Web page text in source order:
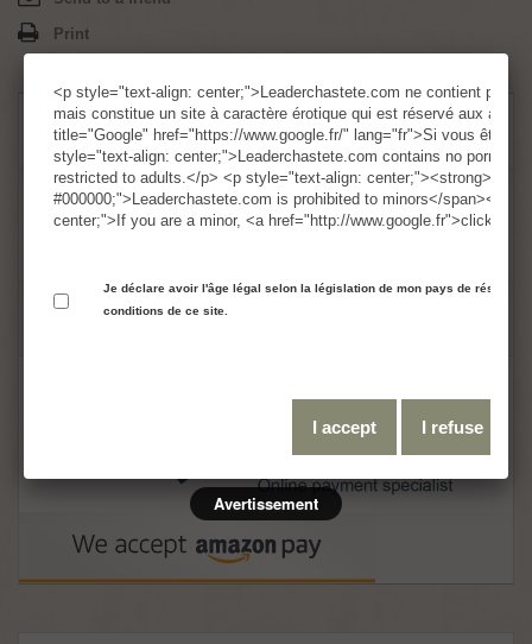
Print
49,95 €VAT incl.
Quantity
Add to basket
<p style="text-align: center;">Leaderchastete.com ne contient pas
mais constitue un site à caractère érotique qui est réservé aux
title="Google" href="https://www.google.fr/" lang="fr">Si vous êtes
style="text-align: center;">Leaderchastete.com contains no
restricted to adults.</p> <p style="text-align:
#000000;">Leaderchastete.com is prohibited to minors</span></
center;">If you are a minor, <a href="http://www.google.fr">click
Je déclare avoir l'âge légal selon la législation de mon pays de
conditions de ce site.
I accept I refuse
Avertissement